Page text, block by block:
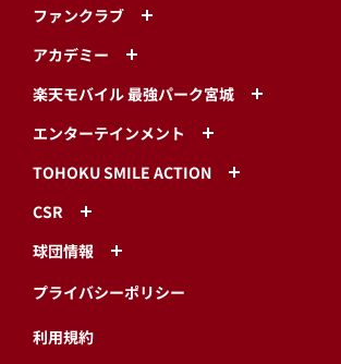
ファンクラブ
アカデミー
楽天モバイル 最強パーク宮城
エンターテインメント
TOHOKU SMILE ACTION
CSR
球団情報
プライバシーポリシー
利用規約